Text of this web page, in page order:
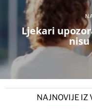
Ljekari
nisu
NAJNOVIJE IZ